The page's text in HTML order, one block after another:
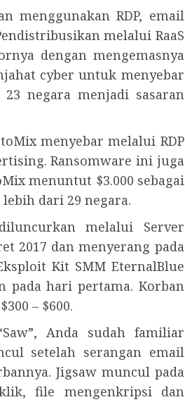
menggunakan RDP, email
melalui RaaS
dengan mengemasnya
cyber untuk menyebar
negara menjadi sasaran
menyebar melalui RDP
Ransomware ini juga
menuntut $3.000 sebagai
dari 29 negara.
melalui Server
2017 dan menyerang pada
Kit SMM EternalBlue
pada hari pertama. Korban
– $600.
Anda sudah familiar
setelah serangan email
Jigsaw muncul pada
file mengenkripsi dan